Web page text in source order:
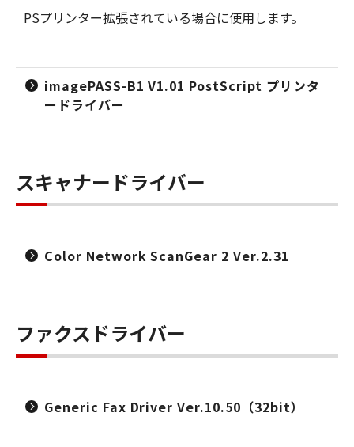
PSプリンター拡張されている場合に使用します。
imagePASS-B1 V1.01 PostScript プリンタ
ードライバー
スキャナードライバー
Color Network ScanGear 2 Ver.2.31
ファクスドライバー
Generic Fax Driver Ver.10.50（32bit）